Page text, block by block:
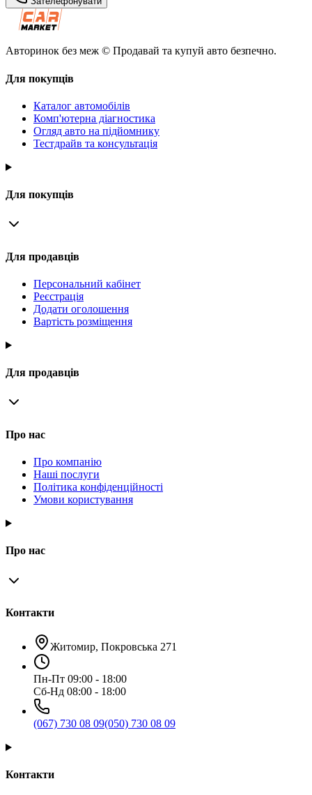
Авторинок без меж © Продавай та купуй авто безпечно.
Для покупців
Каталог автомобілів
Комп'ютерна діагностика
Огляд авто на підйомнику
Тестдрайв та консультація
Для покупців
Для продавців
Персональний кабінет
Реєстрація
Додати оголошення
Вартість розміщення
Для продавців
Про нас
Про компанію
Наші послуги
Політика конфіденційності
Умови користування
Про нас
Контакти
Житомир, Покровська 271
Пн-Пт 09:00 - 18:00
Сб-Нд 08:00 - 18:00
(067) 730 08 09(050) 730 08 09
Контакти